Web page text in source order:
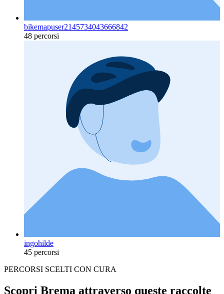
bikemapuser2145734043666842
48 percorsi
ingohilde
45 percorsi
PERCORSI SCELTI CON CURA
Scopri Brema attraverso queste raccolte